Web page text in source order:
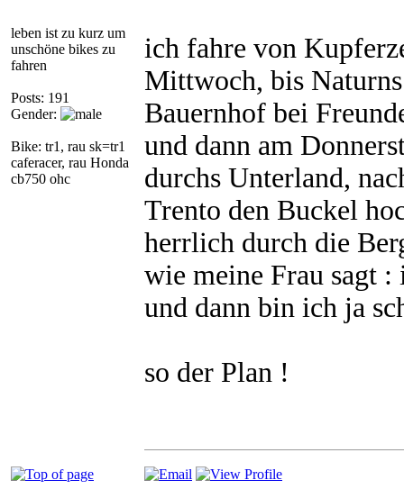
leben ist zu kurz um
unschöne bikes zu
fahren
Posts: 191
Gender:
Bike: tr1, rau sk=tr1
caferacer, rau Honda
cb750 ohc
ich fahre von
Mittwoch, bis
Bauernhof bei
und dann am
durchs Unterland,
Trento den Buckel
herrlich durch die
wie meine Frau sagt :
und dann bin ich ja
so der Plan !